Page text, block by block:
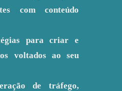
com conteúdo
para criar e
voltados ao seu
de tráfego,